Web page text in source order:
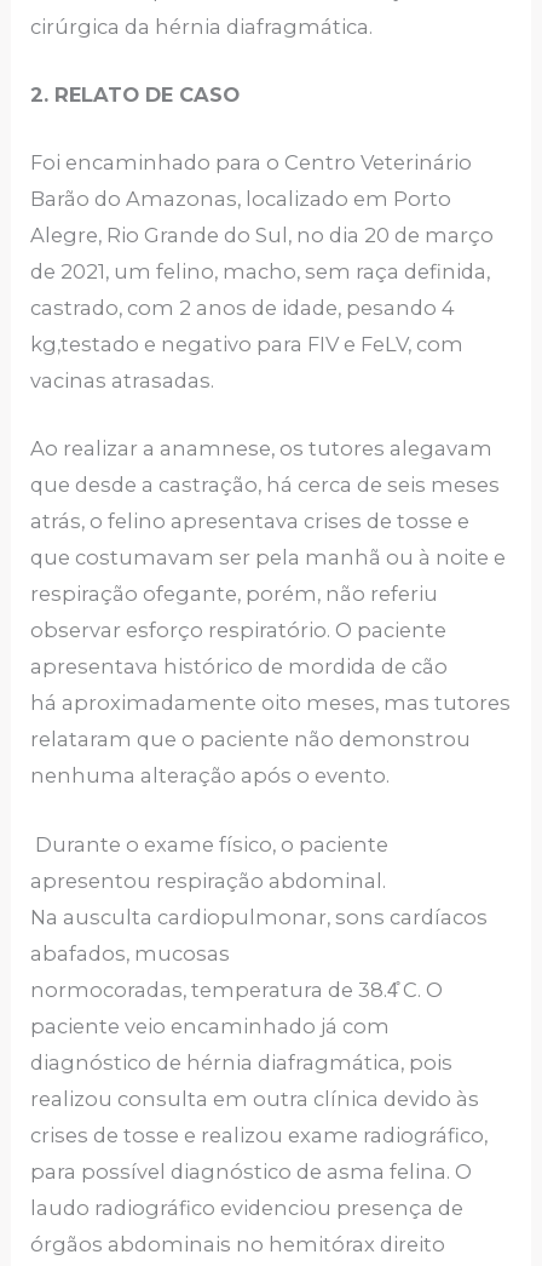
cirúrgica da hérnia diafragmática.
2. RELATO DE CASO
Foi encaminhado para o Centro Veterinário
Barão do Amazonas, localizado em Porto
Alegre, Rio Grande do Sul, no dia 20 de março
de 2021, um felino, macho, sem raça definida,
castrado, com 2 anos de idade, pesando 4
kg,testado e negativo para FIV e FeLV, com
vacinas atrasadas.
Ao realizar a anamnese, os tutores alegavam
que desde a castração, há cerca de seis meses
atrás, o felino apresentava crises de tosse e
que costumavam ser pela manhã ou à noite e
respiração ofegante, porém, não referiu
observar esforço respiratório. O paciente
apresentava histórico de mordida de cão
há aproximadamente oito meses, mas tutores
relataram que o paciente não demonstrou
nenhuma alteração após o evento.
Durante o exame físico, o paciente
apresentou respiração abdominal.
Na ausculta cardiopulmonar, sons cardíacos
abafados, mucosas
normocoradas, temperatura de 38.4̊ C. O
paciente veio encaminhado já com
diagnóstico de hérnia diafragmática, pois
realizou consulta em outra clínica devido às
crises de tosse e realizou exame radiográfico,
para possível diagnóstico de asma felina. O
laudo radiográfico evidenciou presença de
órgãos abdominais no hemitórax direito